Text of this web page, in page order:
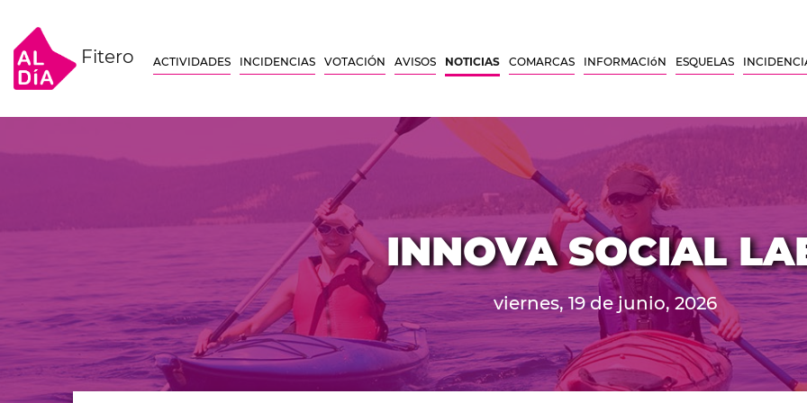
Fitero ACTIVIDADES INCIDENCIAS VOTACIÓN AVISOS NOTICIAS COMARCAS INFORMACIóN ESQUELAS
INNOVA SOCIAL
viernes, 19 de junio, 2026